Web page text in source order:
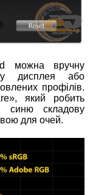
можна вручну
дисплея або
профілів.
який робить
синю складову
для очей.